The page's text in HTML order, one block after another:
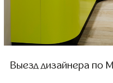
Выезд дизайнера по